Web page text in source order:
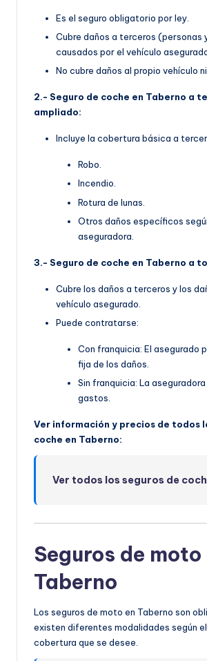
Es el seguro obligatorio por ley.
Cubre daños a terceros (personas
causados por el vehículo
No cubre daños al propio vehículo
2.- Seguro de coche en Taberno a
ampliado:
Incluye la cobertura básica a
Robo.
Incendio.
Rotura de lunas.
Otros daños específicos
aseguradora.
3.- Seguro de coche en Taberno a
Cubre los daños a terceros y los
vehículo asegurado.
Puede contratarse:
Con franquicia: El asegurado
fija de los daños.
Sin franquicia: La
gastos.
Ver información y precios de todos
coche en Taberno:
Ver todos los seguros de
Seguros de moto
Taberno
Los seguros de moto en Taberno son
existen diferentes modalidades según
cobertura que se desee.